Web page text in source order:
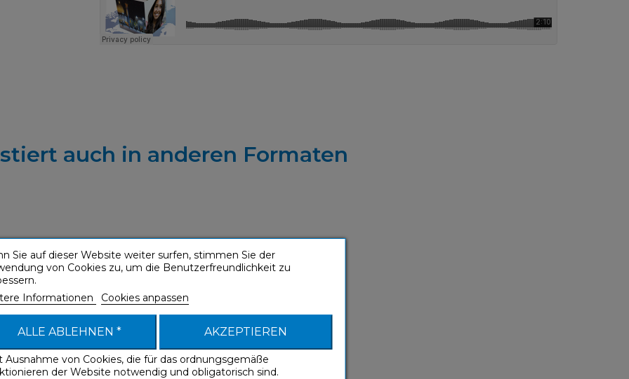
auch in anderen Formaten
Sie auf dieser Website weiter surfen, stimmen Sie der
von Cookies zu, um die Benutzerfreundlichkeit zu
Informationen
Cookies anpassen
ALLE ABLEHNEN * AKZEPTIEREN
Ausnahme von Cookies, die für das ordnungsgemäße
der Website notwendig und obligatorisch sind.